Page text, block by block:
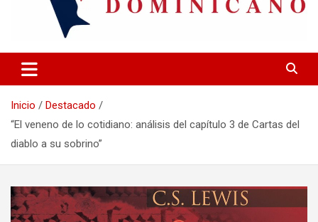
El Vocero Dominicano
Inicio
Destacado
“El veneno de lo cotidiano: análisis del capítulo 3 de Cartas del
diablo a su sobrino”